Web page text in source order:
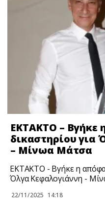
ΕΚΤΑΚΤΟ – Βγήκε
δικαστηρίου για
– Μίνωα Μάτσα
ΕΚΤΑΚΤΟ - Βγήκε η
Όλγα Κεφαλογιάννη -
22/11/2025 14:18